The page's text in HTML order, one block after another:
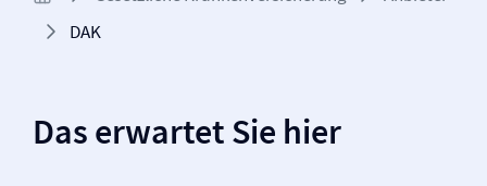
DAK
Das erwartet Sie hier